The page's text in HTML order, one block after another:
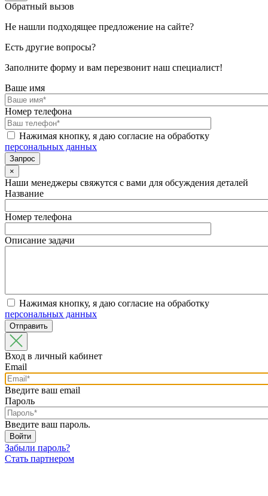
Обратный вызов
Не нашли подходящее предложение на сайте?
Есть другие вопросы?
Заполните форму и вам перезвонит наш специалист!
Ваше имя
Номер телефона
Нажимая кнопку, я даю согласие на обработку
персональных данных
×
Наши менеджеры свяжутся с вами для обсуждения деталей
Название
Номер телефона
Описание задачи
Нажимая кнопку, я даю согласие на обработку
персональных данных
Вход в личный кабинет
Email
Введите ваш email
Пароль
Введите ваш пароль.
Забыли пароль?
Стать партнером